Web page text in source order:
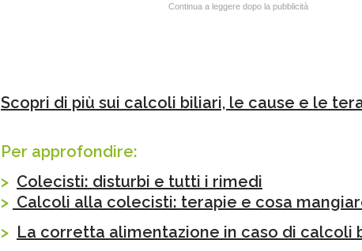
Continua a leggere dopo la pubblicità
Scopri di più sui calcoli biliari, le cause e le
Per approfondire:
> Colecisti: disturbi e tutti i rimedi
> Calcoli alla colecisti: terapie e cosa
> La corretta alimentazione in caso di calcoli